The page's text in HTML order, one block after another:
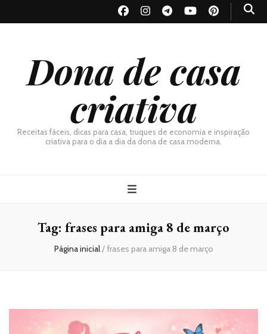
Dona de casa
criativa
Receitas fáceis, dicas para casa, truques de economia e inspiração
criativa para o dia a dia da dona de casa moderna.
Tag: frases para amiga 8 de março
Página inicial/frases para amiga 8 de março